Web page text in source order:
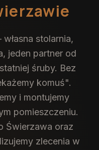
stolarnia,
jeden partner od
śruby. Bez
komuś".
i montujemy
pomieszczeniu.
Świerzawa oraz
zlecenia w